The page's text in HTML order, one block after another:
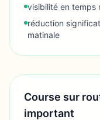
visibilité en temps
réduction
matinale
Course sur
important